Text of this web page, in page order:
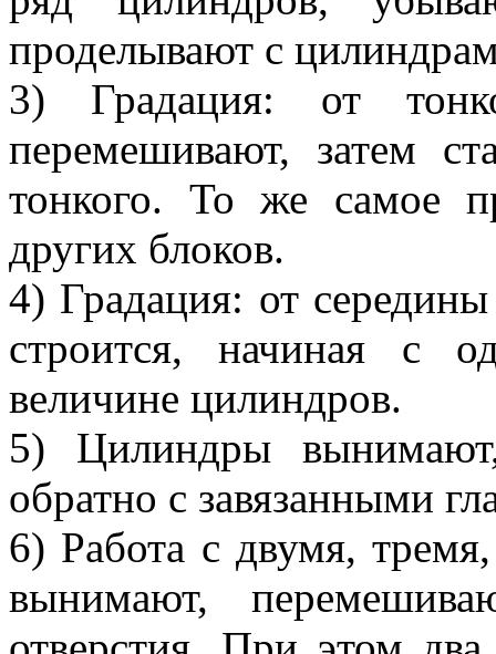
проделывают с
3) Градация: от
перемешивают, затем
тонкого. То же самое
других блоков.
4) Градация: от
строится, начиная с
величине цилиндров.
5) Цилиндры
обратно с завязанными
6) Работа с двумя,
вынимают,